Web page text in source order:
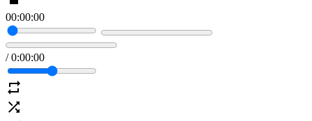
00:00:00
/ 0:00:00